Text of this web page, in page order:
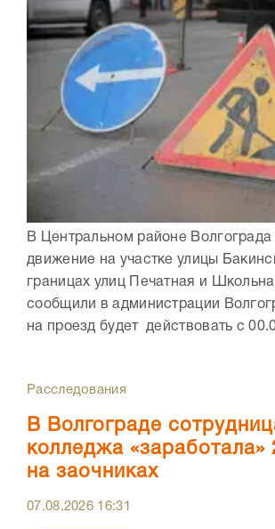
В Центральном районе Волгограда
движение на участке улицы
границах улиц Печатная и
сообщили в администрации
на проезд будет действовать с
Расследования
В Волгограде
колледжа «заработала»
на заочниках
07.08.2026 16:31